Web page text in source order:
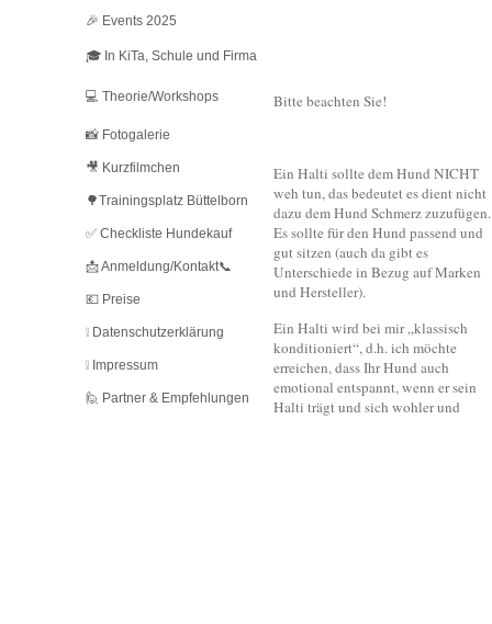
🎉 Events 2025
🎓 In KiTa, Schule und Firma
💻 Theorie/Workshops
📸 Fotogalerie
🎥 Kurzfilmchen
🌳Trainingsplatz Büttelborn
✅ Checkliste Hundekauf
📩 Anmeldung/Kontakt📞
💶 Preise
❕ Datenschutzerklärung
❕ Impressum
🙋 Partner & Empfehlungen
Bitte beachten Sie!
Ein Halti sollte dem Hund NICHT
weh tun, das bedeutet es dient nicht
dazu dem Hund Schmerz zuzufügen.
Es sollte für den Hund passend und
gut sitzen (auch da gibt es
Unterschiede in Bezug auf Marken
und Hersteller).
Ein Halti wird bei mir „klassisch
konditioniert“, d.h. ich möchte
erreichen, dass Ihr Hund auch
emotional entspannt, wenn er sein
Halti trägt und sich wohler und